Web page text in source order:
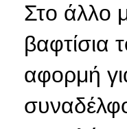
Στο άλλο
βαφτίσια
αφορμή